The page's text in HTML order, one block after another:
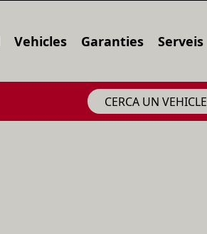
Vehicles Garanties Serveis
CERCA UN VEHICLE